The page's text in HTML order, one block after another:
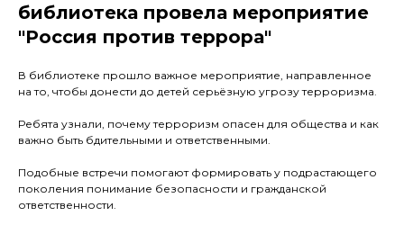
библиотека провела мероприятие
"Россия против террора"
В библиотеке прошло важное мероприятие, направленное
на то, чтобы донести до детей серьёзную угрозу терроризма.
Ребята узнали, почему терроризм опасен для общества и как
важно быть бдительными и ответственными.
Подобные встречи помогают формировать у подрастающего
поколения понимание безопасности и гражданской
ответственности.